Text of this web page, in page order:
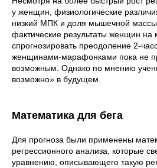
у женщин, физиологические
низкий МПК и доля мышечной
фактические результаты женщин
спрогнозировать преодоление 2-
женщинами-марафонками пока не
возможным. Однако по мнению
возможно» в будущем.
Математика для бега
Для прогноза были применены
регрессионного анализа, которые
уравнению, описывающего такую